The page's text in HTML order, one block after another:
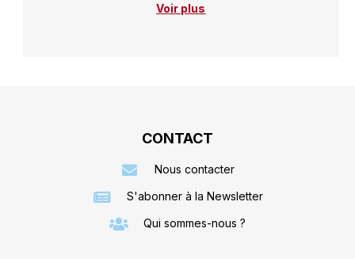
Voir plus
CONTACT
Nous contacter
S'abonner à la Newsletter
Qui sommes-nous ?